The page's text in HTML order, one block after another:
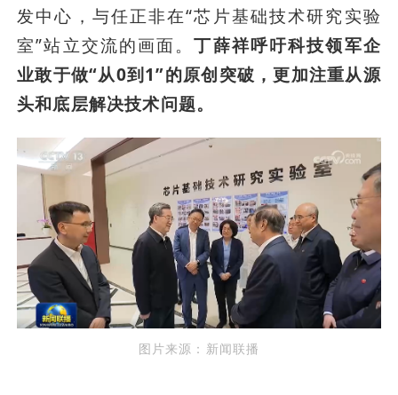
发中心，与任正非在“芯片基础技术研究实验
室”站立交流的画面。丁薛祥呼吁科技领军企
业敢于做“从0到1”的原创突破，更加注重从源
头和底层解决技术问题。
图片来源：新闻联播